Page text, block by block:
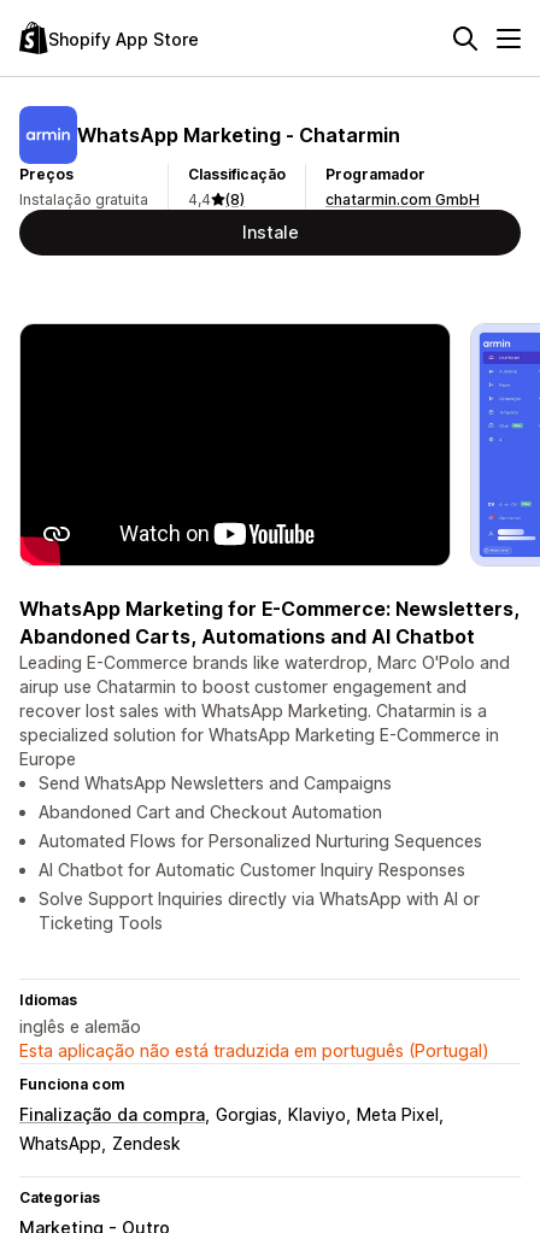
Shopify App Store
WhatsApp Marketing ‑ Chatarmin
Preços
Instalação gratuita
Classificação
4,4
(8)
Programador
chatarmin.com GmbH
Instale
WhatsApp Marketing for E-Commerce: Newsletters,
Abandoned Carts, Automations and AI Chatbot
Leading E-Commerce brands like waterdrop, Marc O'Polo and
airup use Chatarmin to boost customer engagement and
recover lost sales with WhatsApp Marketing. Chatarmin is a
specialized solution for WhatsApp Marketing E-Commerce in
Europe
Send WhatsApp Newsletters and Campaigns
Abandoned Cart and Checkout Automation
Automated Flows for Personalized Nurturing Sequences
AI Chatbot for Automatic Customer Inquiry Responses
Solve Support Inquiries directly via WhatsApp with AI or
Ticketing Tools
Idiomas
inglês e alemão
Esta aplicação não está traduzida em português (Portugal)
Funciona com
Finalização da compra Gorgias Klaviyo
Meta Pixel
WhatsApp
Zendesk
Categorias
Marketing - Outro